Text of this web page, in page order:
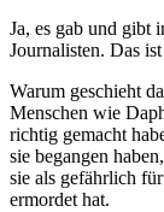
Ja, es gab und gibt
Journalisten. Das
Warum geschieht
Menschen wie
richtig gemacht
sie begangen
sie als gefährlich
ermordet hat.